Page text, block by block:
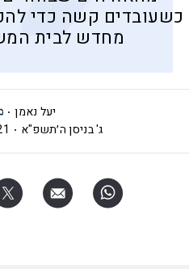
כשעובדים קשה כדי
מחדש לבית
יעל נאמן
ג' בניסן ה׳תשפ"א